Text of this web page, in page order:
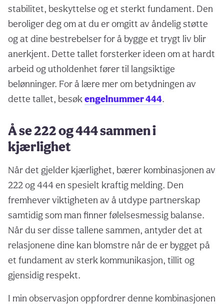
stabilitet, beskyttelse og et sterkt fundament. Den
beroliger deg om at du er omgitt av åndelig støtte
og at dine bestrebelser for å bygge et trygt liv blir
anerkjent. Dette tallet forsterker ideen om at hardt
arbeid og utholdenhet fører til langsiktige
belønninger. For å lære mer om betydningen av
dette tallet, besøkengelnummer 444.
Å se 222 og 444 sammen i
kjærlighet
Når det gjelder kjærlighet, bærer kombinasjonen av
222 og 444 en spesielt kraftig melding. Den
fremhever viktigheten av å utdype partnerskap
samtidig som man finner følelsesmessig balanse.
Når du ser disse tallene sammen, antyder det at
relasjonene dine kan blomstre når de er bygget på
et fundament av sterk kommunikasjon, tillit og
gjensidig respekt.
I min observasjon oppfordrer denne kombinasjonen